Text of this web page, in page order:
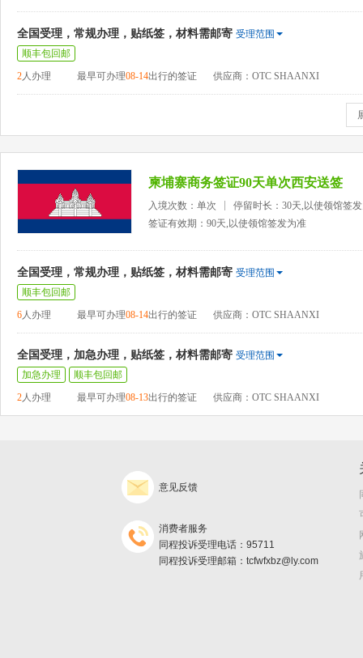
全国受理，常规办理，贴纸签，材料需邮寄 受理范围
顺丰包回邮
2人办理 最早可办理08-14出行的签证 供应商：OTC SHAANXI
柬埔寨商务签证90天单次西安送签
入境次数：单次
停留时长：30天,以使领馆签
签证有效期：90天,以使领馆签发为准
全国受理，常规办理，贴纸签，材料需邮寄 受理范围
顺丰包回邮
6人办理 最早可办理08-14出行的签证 供应商：OTC SHAANXI
全国受理，加急办理，贴纸签，材料需邮寄 受理范围
加急办理
顺丰包回邮
2人办理 最早可办理08-13出行的签证 供应商：OTC SHAANXI
意见反馈
消费者服务
同程投诉受理电话：95711
同程投诉受理邮箱：tcfwfxbz@ly.com